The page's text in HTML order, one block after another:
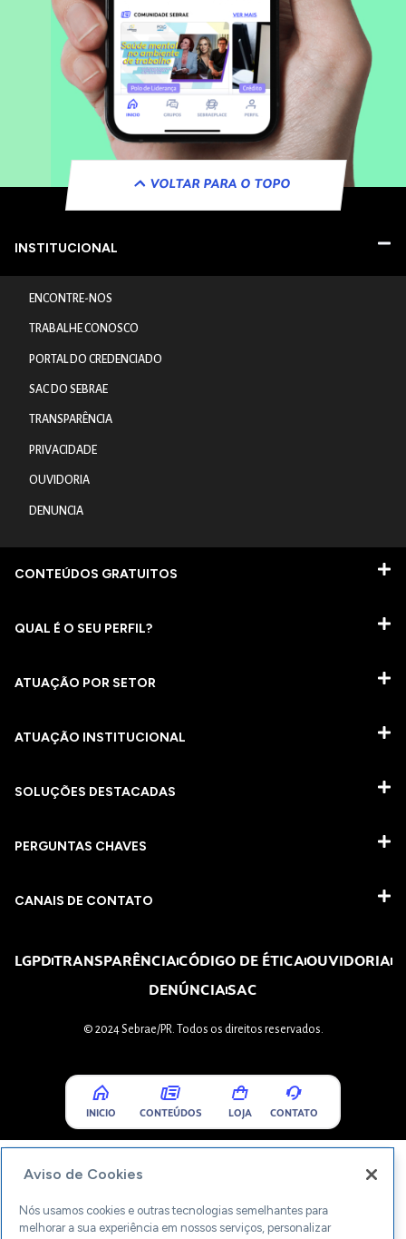
VOLTAR PARA O TOPO
INSTITUCIONAL
ENCONTRE-NOS
TRABALHE CONOSCO
PORTAL DO CREDENCIADO
SAC DO SEBRAE
TRANSPARÊNCIA
PRIVACIDADE
OUVIDORIA
DENUNCIA
CONTEÚDOS GRATUITOS
QUAL É O SEU PERFIL?
ATUAÇÃO POR SETOR
ATUAÇÃO INSTITUCIONAL
SOLUÇÕES DESTACADAS
PERGUNTAS CHAVES​
CANAIS DE CONTATO
LGPDTRANSPARÊNCIACÓDIGO DE ÉTICAOUVIDORIA
DENÚNCIASAC
© 2024 Sebrae/PR. Todos os direitos reservados.
INICIO CONTEÚDOS LOJA CONTATO
Aviso de Cookies
Nós usamos cookies e outras tecnologias semelhantes para
melhorar a sua experiência em nossos serviços, personalizar